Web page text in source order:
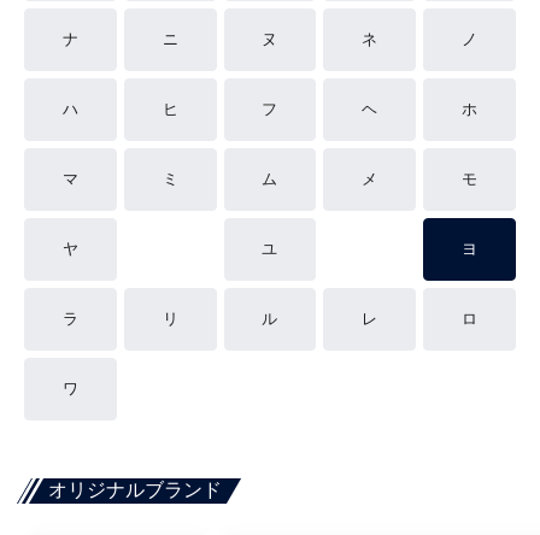
ナ ニ ヌ ネ ノ
ハ ヒ フ ヘ ホ
マ ミ ム メ モ
ヤ ユ ヨ
ラ リ ル レ ロ
ワ
オリジナルブランド